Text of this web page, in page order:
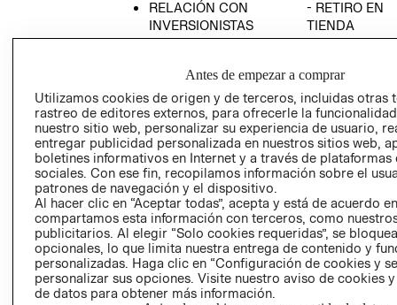
RELACIÓN CON
INVERSIONISTAS
EMPRESARIAL
- RETIRO EN
TIENDA
AVISO DE
PRIVACIDAD
GIFT CARD
AVISO DE
COOKIES
Uruguay ($U)
Antes de empezar a comprar
Utilizamos cookies de origen y de terceros, incluidas otras
rastreo de editores externos, para ofrecerle la
nuestro sitio web, personalizar su experiencia de usuario,
entregar publicidad personalizada en nuestros sitios web,
boletines informativos en Internet y a través de plataformas
sociales. Con ese fin, recopilamos información sobre el
patrones de navegación y el dispositivo.
Al hacer clic en “Aceptar todas”, acepta y está de acuerdo
compartamos esta información con terceros, como
publicitarios. Al elegir “Solo cookies requeridas”, se
opcionales, lo que limita nuestra entrega de contenido y
personalizadas. Haga clic en “Configuración de cookies y
personalizar sus opciones. Visite nuestro aviso de cookies
de datos para obtener más información.